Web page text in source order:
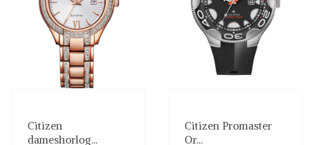
Citizen
dameshorlog...
Citizen Promaster
Or...